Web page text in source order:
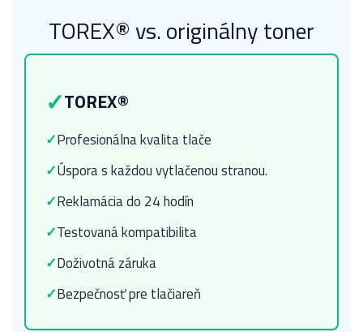
TOREX® vs. originálny toner
✓TOREX®
✓Profesionálna kvalita tlače
✓Úspora s každou vytlačenou stranou.
✓Reklamácia do 24 hodín
✓Testovaná kompatibilita
✓Doživotná záruka
✓Bezpečnosť pre tlačiareň